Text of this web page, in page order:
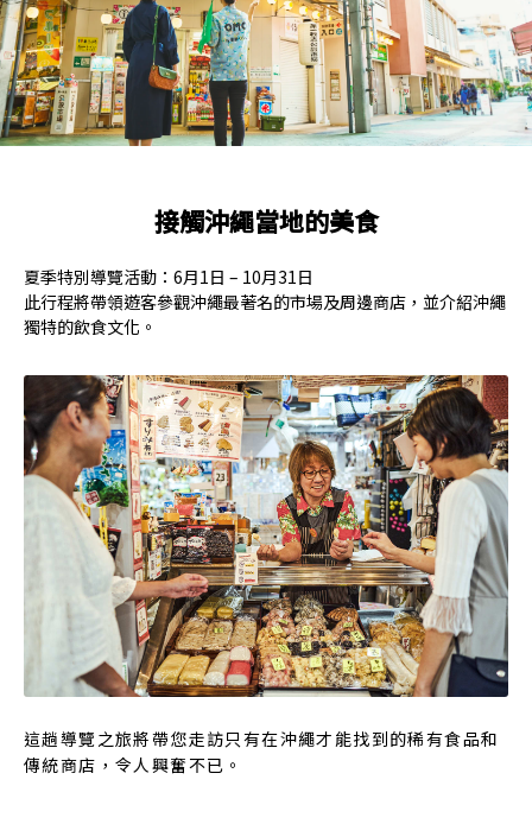
接觸沖繩當地的美食
夏季特別導覽活動：6月1日 – 10月31日
此行程將帶領遊客參觀沖繩最著名的市場及周邊商店，並介紹沖繩
獨特的飲食文化。
這趟導覽之旅將帶您走訪只有在沖繩才能找到的稀有食品和
傳統商店，令人興奮不已。